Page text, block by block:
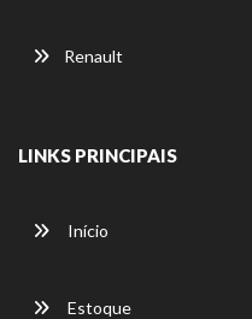
Renault
LINKS PRINCIPAIS
Início
Estoque